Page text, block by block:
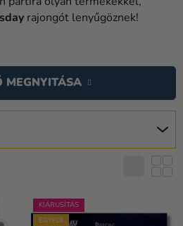
rajongót lenyűgöznek!
MEGNYITÁSA
KIÁRUSÍTÁS
EGYEDI